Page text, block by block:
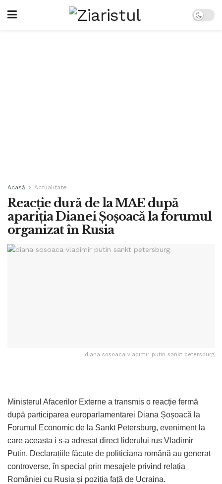
Acasă Actualitate
Reacție dură de la MAE după
apariția Dianei Șoșoacă la forumul
organizat în Rusia
diana sosoaca vladimir putin sankt petersburg
Ministerul Afacerilor Externe a transmis o reacție fermă
după participarea europarlamentarei Diana Șoșoacă la
Forumul Economic de la Sankt Petersburg, eveniment la
care aceasta i s-a adresat direct liderului rus Vladimir
Putin. Declarațiile făcute de politiciana română au generat
controverse, în special prin mesajele privind relația
României cu Rusia și poziția față de Ucraina.